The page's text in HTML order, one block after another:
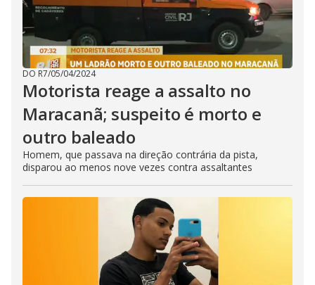
DO R7/05/04/2024
Motorista reage a assalto no
Maracanã; suspeito é morto e
outro baleado
Homem, que passava na direção contrária da pista,
disparou ao menos nove vezes contra assaltantes